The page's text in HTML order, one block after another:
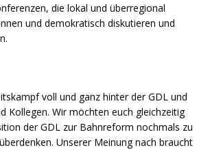
die lokal und überregional
und demokratisch diskutieren und
voll und ganz hinter der GDL und
Kollegen. Wir möchten euch gleichzeitig
der GDL zur Bahnreform nochmals zu
Unserer Meinung nach braucht